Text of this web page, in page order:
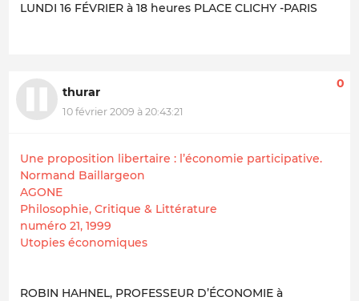
LUNDI 16 FÉVRIER à 18 heures PLACE CLICHY -PARIS
thurar
10 février 2009 à 20:43:21
0
Une proposition libertaire : l’économie participative.
Normand Baillargeon
AGONE
Philosophie, Critique & Littérature
numéro 21, 1999
Utopies économiques
ROBIN HAHNEL, PROFESSEUR D’ÉCONOMIE à